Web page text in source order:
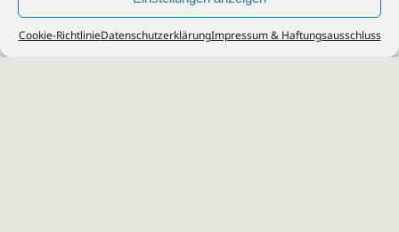
Cookie-RichtlinieDatenschutzerklärungImpressum & Haftungsausschluss
© 2026Steuerberater Kempf, Köln - Steuerberatung Poll, Porz, Deutz, Mülheim,